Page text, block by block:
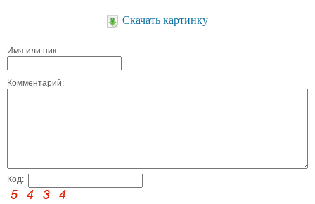
Скачать картинку
Имя или ник:
Комментарий:
Код: